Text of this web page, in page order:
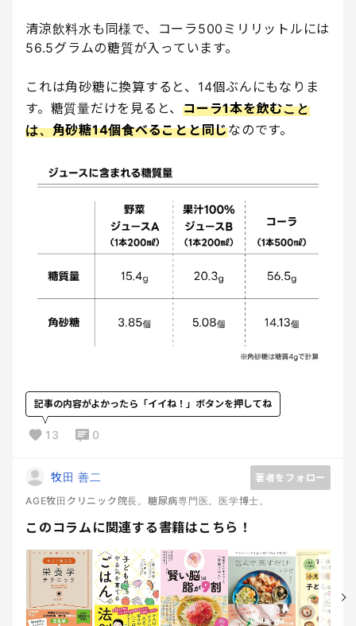
清涼飲料水も同様で、コーラ500ミリリットルには
56.5グラムの糖質が入っています。
これは角砂糖に換算すると、14個ぶんにもなりま
す。糖質量だけを見ると、 コーラ1本を飲むこと
は、角砂糖14個食べることと同じなのです。
記事の内容がよかったら「イイね！」ボタンを押してね
13 0
牧田 善二
著者をフォロー
AGE牧田クリニック院長。糖尿病専門医。医学博士。
このコラムに関連する書籍はこちら！